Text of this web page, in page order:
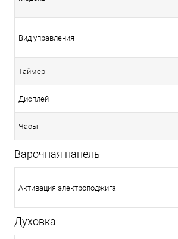
Вид управления
Таймер
Дисплей
Часы
Варочная панель
Активация электроподжига
Духовка